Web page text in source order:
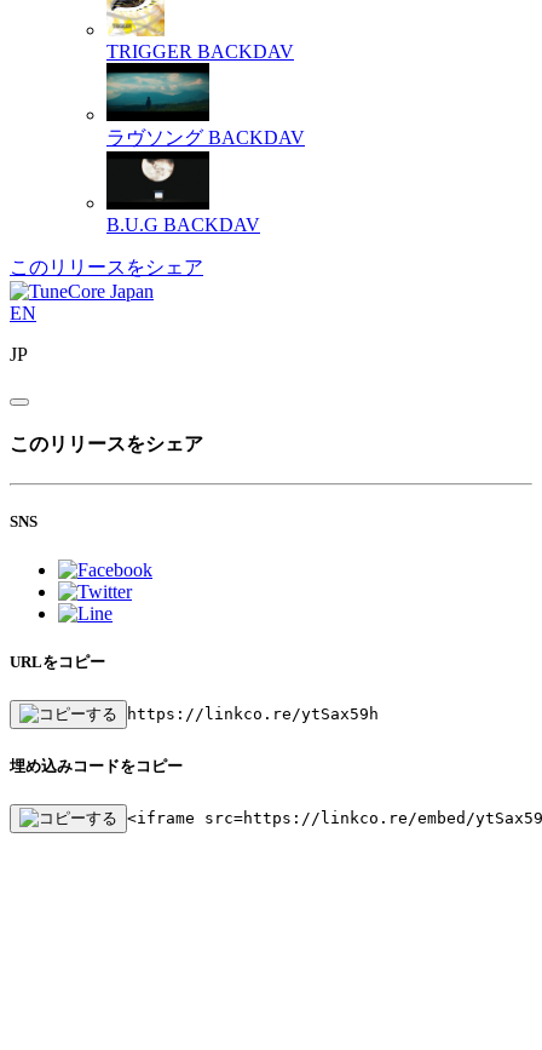
TRIGGER BACKDAV
ラヴソング BACKDAV
B.U.G BACKDAV
このリリースをシェア
EN
JP
このリリースをシェア
SNS
URLをコピー
https://linkco.re/ytSax59h
埋め込みコードをコピー
<iframe src=https://linkco.re/embed/